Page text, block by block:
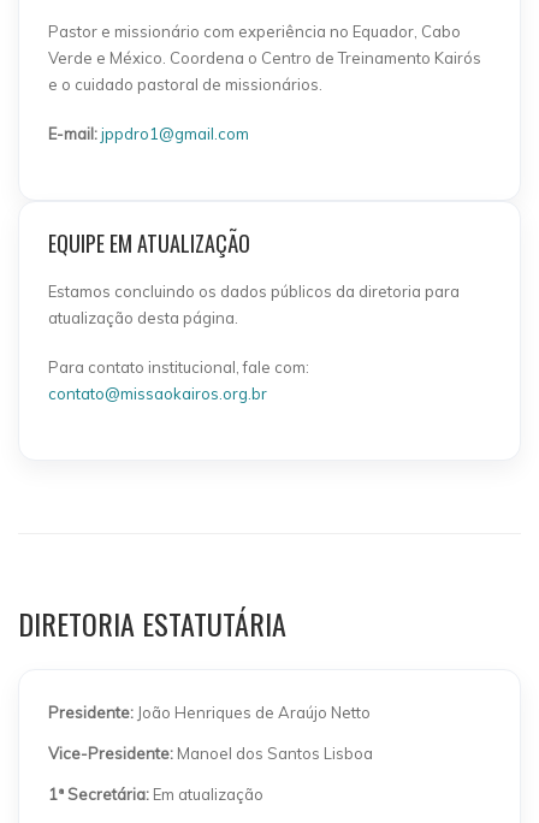
Pastor e missionário com experiência no Equador, Cabo
Verde e México. Coordena o Centro de Treinamento Kairós
e o cuidado pastoral de missionários.
E-mail:jppdro1@gmail.com
EQUIPE EM ATUALIZAÇÃO
Estamos concluindo os dados públicos da diretoria para
atualização desta página.
Para contato institucional, fale com:
contato@missaokairos.org.br
DIRETORIA ESTATUTÁRIA
Presidente: João Henriques de Araújo Netto
Vice-Presidente: Manoel dos Santos Lisboa
1ª Secretária: Em atualização